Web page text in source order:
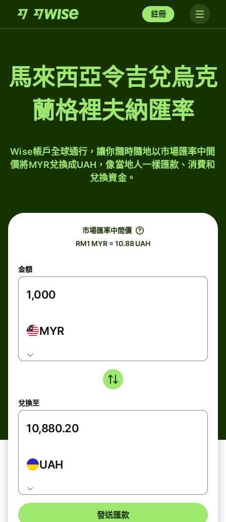
註冊
馬來西亞令吉兌烏克
蘭格裡夫納匯率
Wise帳戶全球通行，讓你隨時隨地以市場匯率中間
價將MYR兌換成UAH，像當地人一樣匯款、消費和
兌換資金。
市場匯率中間價
RM1 MYR = 10.88 UAH
金額
MYR
兌換至
UAH
發送匯款